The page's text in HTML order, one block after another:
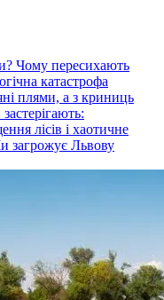
Чому пересихають
катастрофа
плями, а з криниць
лісів і хаотичне
загрожує Львову